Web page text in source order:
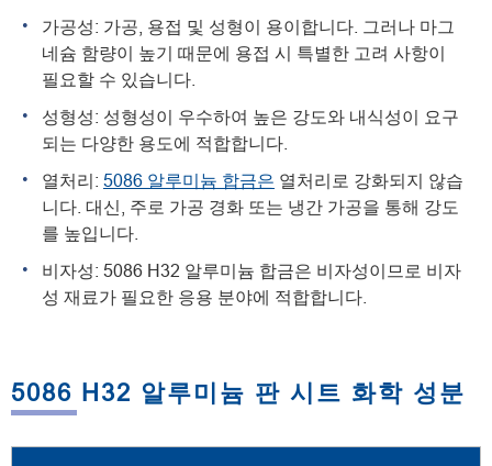
가공성: 가공, 용접 및 성형이 용이합니다. 그러나 마그
네슘 함량이 높기 때문에 용접 시 특별한 고려 사항이
필요할 수 있습니다.
성형성: 성형성이 우수하여 높은 강도와 내식성이 요구
되는 다양한 용도에 적합합니다.
열처리: 5086 알루미늄 합금은 열처리로 강화되지 않습
니다. 대신, 주로 가공 경화 또는 냉간 가공을 통해 강도
를 높입니다.
비자성: 5086 H32 알루미늄 합금은 비자성이므로 비자
성 재료가 필요한 응용 분야에 적합합니다.
5086 H32 알루미늄 판 시트 화학 성분